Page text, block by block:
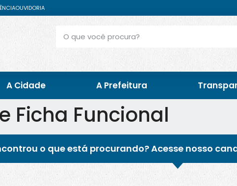
OUVIDORIA
A Cidade A Prefeitura
Ficha Funcional
o que está procurando? Acesse nosso